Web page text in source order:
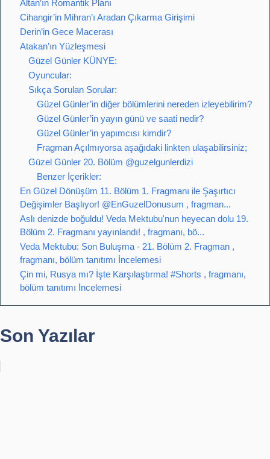
Altan’ın Romantik Planı
Cihangir’in Mihran’ı Aradan Çıkarma Girişimi
Derin’in Gece Macerası
Atakan’ın Yüzleşmesi
Güzel Günler KÜNYE:
Oyuncular:
Sıkça Sorulan Sorular:
Güzel Günler’in diğer bölümlerini nereden izleyebilirim?
Güzel Günler’in yayın günü ve saati nedir?
Güzel Günler’in yapımcısı kimdir?
Fragman Açılmıyorsa aşağıdaki linkten ulaşabilirsiniz;
Güzel Günler 20. Bölüm @guzelgunlerdizi
Benzer İçerikler:
En Güzel Dönüşüm 11. Bölüm 1. Fragmanı ile Şaşırtıcı
Değişimler Başlıyor! @EnGuzelDonusum , fragman...
Aslı denizde boğuldu! Veda Mektubu'nun heyecan dolu 19.
Bölüm 2. Fragmanı yayınlandı! , fragmanı, bö...
Veda Mektubu: Son Buluşma - 21. Bölüm 2. Fragman ,
fragmanı, bölüm tanıtımı İncelemesi
Çin mi, Rusya mı? İşte Karşılaştırma! #Shorts , fragmanı,
bölüm tanıtımı İncelemesi
Son Yazılar